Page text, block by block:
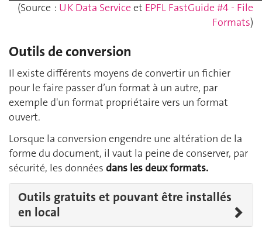
(Source : UK Data Serviceet EPFL FastGuide #4 - File
Formats)
Outils de conversion
Il existe différents moyens de convertir un fichier
pour le faire passer d’un format à un autre, par
exemple d'un format propriétaire vers un format
ouvert.
Lorsque la conversion engendre une altération de la
forme du document, il vaut la peine de conserver, par
sécurité, les données dans les deux formats.
Outils gratuits et pouvant être installés
en local